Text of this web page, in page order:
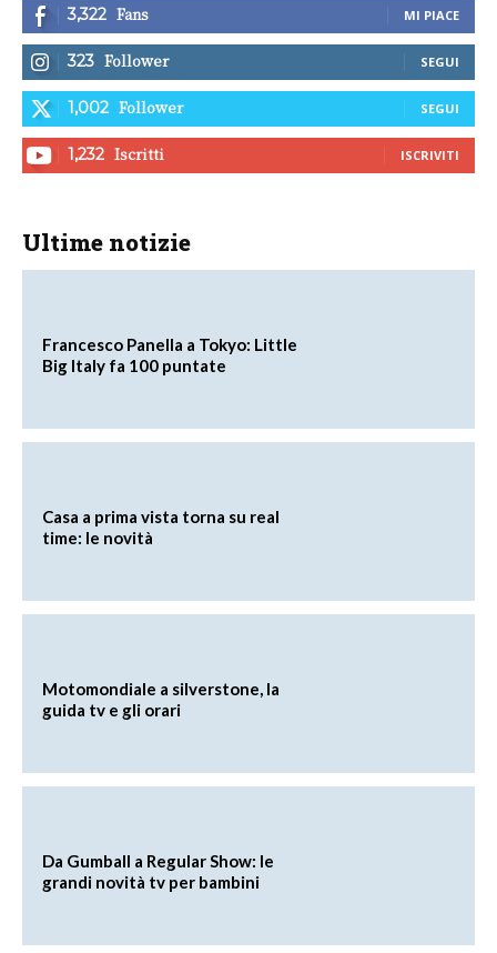
3,322 Fans MI PIACE
323 Follower SEGUI
1,002 Follower SEGUI
1,232 Iscritti ISCRIVITI
Ultime notizie
Francesco Panella a Tokyo: Little
Big Italy fa 100 puntate
Casa a prima vista torna su real
time: le novità
Motomondiale a silverstone, la
guida tv e gli orari
Da Gumball a Regular Show: le
grandi novità tv per bambini